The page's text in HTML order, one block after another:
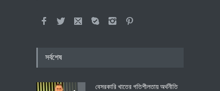
সর্বশেষ
বেসরকারি খাতের গতিশীলতায় অর্থনীতি